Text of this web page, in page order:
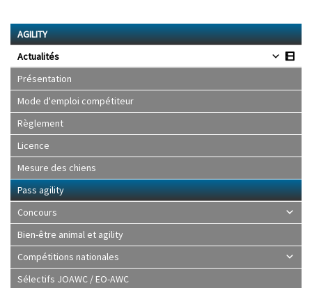
AGILITY
Actualités
Présentation
Mode d'emploi compétiteur
Règlement
Licence
Mesure des chiens
Pass agility
Concours
Bien-être animal et agility
Compétitions nationales
Sélectifs JOAWC / EO-AWC